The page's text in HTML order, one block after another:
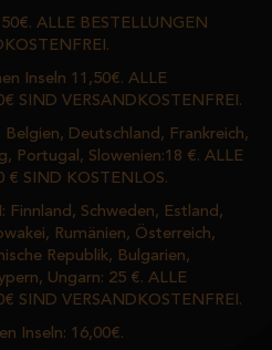
ALLE BESTELLUNGEN
Inseln 11,50€. ALLE
SIND VERSANDKOSTENFREI.
Deutschland, Frankreich,
Portugal, Slowenien:18 €. ALLE
€ SIND KOSTENLOS.
Finnland, Schweden, Estland,
Rumänien, Österreich,
Republik, Bulgarien,
Ungarn: 25 €. ALLE
SIND VERSANDKOSTENFREI.
Inseln: 16,00€.